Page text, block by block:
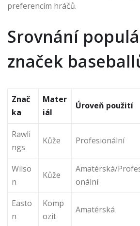
preferencím hráčů.
Srovnání
značek
Znač
ka
Mater
iál
Úroveň použití
Rawli
ngs
Kůže Profesionální
Wilso
n
Kůže
Amatérská/
onální
Easto
n
Komp
ozit
Amatérská